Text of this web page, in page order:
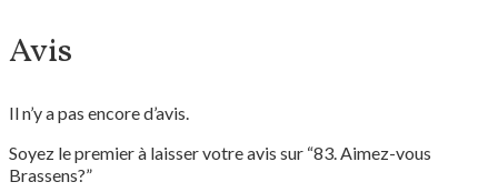
Avis
Il n’y a pas encore d’avis.
Soyez le premier à laisser votre avis sur “83. Aimez-vous
Brassens?”